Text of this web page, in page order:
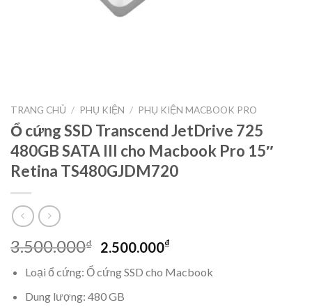
TRANG CHỦ / PHỤ KIỆN / PHỤ KIỆN MACBOOK PRO
Ổ cứng SSD Transcend JetDrive 725
480GB SATA III cho Macbook Pro 15″
Retina TS480GJDM720
3.500.000₫ Original
price
was:
3.500.000₫.
2.500.000₫
is:
Loại ổ cứng: Ổ cứng SSD cho Macbook
Dung lượng: 480 GB